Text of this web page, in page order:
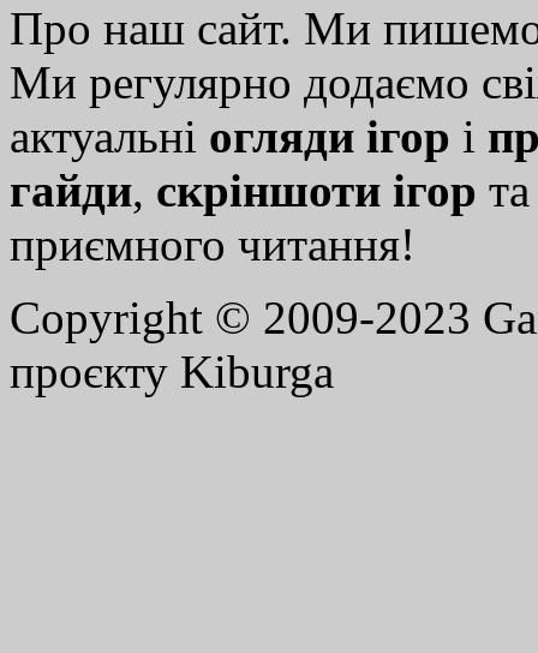
Про наш сайт. Ми
Ми регулярно додаємо
актуальні огляди ігор і
гайди, скріншоти ігор
приємного читання!
Copyright © 2009-2023
проєкту Kiburga